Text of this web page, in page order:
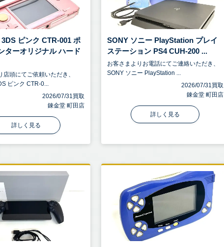
ピンク CTR-001 ポ
ターオリジナル ハード
店頭にてご依頼いただき、
ピンク CTR-0...
2026/07/31買取
錬金堂 町田店
詳しく見る
SONY ソニー PlayStation プレイ
ステーション PS4 CUH-200 ...
お客さまよりお電話にてご連絡いただき、
SONY ソニー PlayStation ...
2026/07/31買取
錬金堂 町田店
詳しく見る